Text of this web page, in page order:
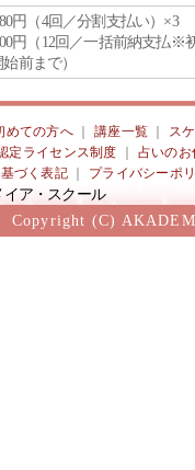
円（4回／分割支払い）×3
円（12回／一括前納支払※
前まで）
めての方へ 講座一覧
ス
定ライセンス制度
占いのお
づく表記 プライバシーポ
Copyright (C)